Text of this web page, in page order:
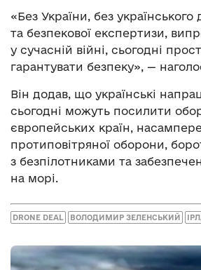
«Без України, без українського
та безпекової експертизи,
у сучасній війні, сьогодні
гарантувати безпеку», —
Він додав, що українські
сьогодні можуть посилити
європейських країн,
протиповітряної оборони,
з безпілотниками та
на морі.
DRONE DEAL ВОЛОДИМИР ЗЕЛЕНСЬКИЙ